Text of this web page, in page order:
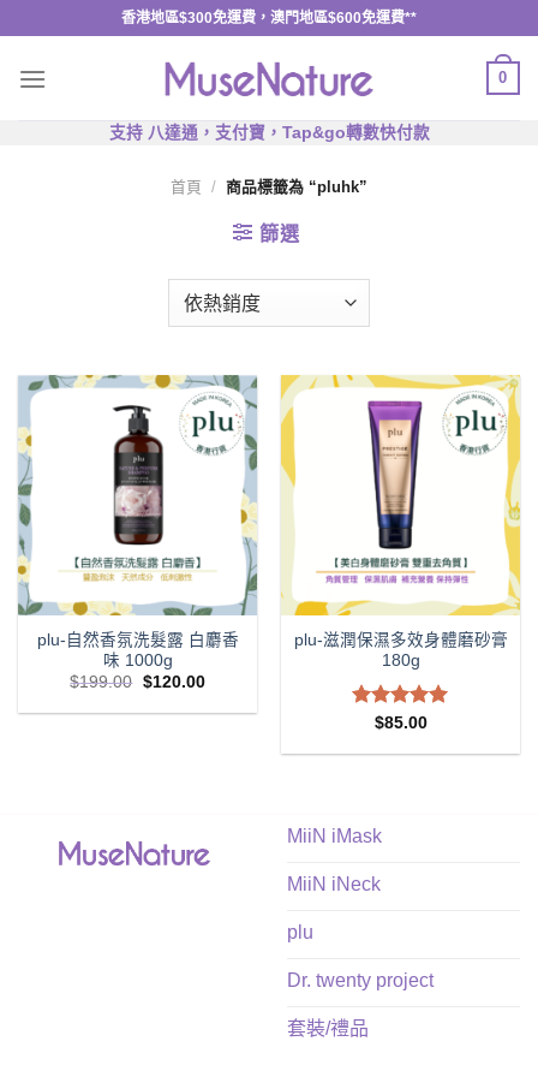
content
香港地區$300免運費，澳門地區$600免運費**
0
支持 八達通，支付寶，Tap&go轉數快付款
首頁 / 商品標籤為 “pluhk”
篩選
plu-自然香氛洗髮露 白麝香
味 1000g
$199.00 Original
was:
$120.00Current
is:
plu-滋潤保濕多效身體磨砂膏
180g
評分5.00
$85.00
MiiN iMask
MiiN iNeck
plu
Dr. twenty project
套裝/禮品